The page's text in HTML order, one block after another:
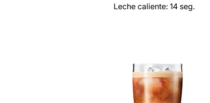
Leche caliente: 14 seg.